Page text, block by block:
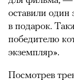
оставили
в подарок.
победителю
экземпляр».
Посмотрев